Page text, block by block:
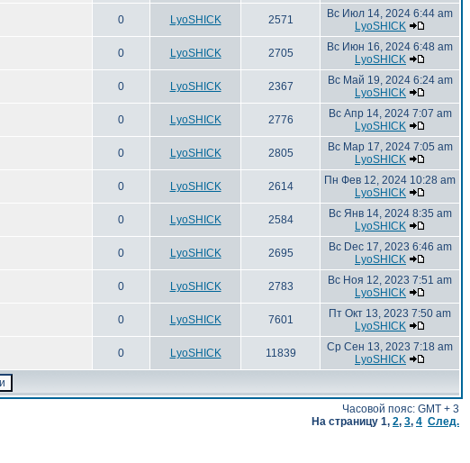
0 LyoSHICK 2571
Вс Июл 14, 2024 6:44 am
LyoSHICK
0 LyoSHICK 2705
Вс Июн 16, 2024 6:48 am
LyoSHICK
0 LyoSHICK 2367
Вс Май 19, 2024 6:24 am
LyoSHICK
0 LyoSHICK 2776
Вс Апр 14, 2024 7:07 am
LyoSHICK
0 LyoSHICK 2805
Вс Мар 17, 2024 7:05 am
LyoSHICK
0 LyoSHICK 2614
Пн Фев 12, 2024 10:28 am
LyoSHICK
0 LyoSHICK 2584
Вс Янв 14, 2024 8:35 am
LyoSHICK
0 LyoSHICK 2695
Вс Dec 17, 2023 6:46 am
LyoSHICK
0 LyoSHICK 2783
Вс Ноя 12, 2023 7:51 am
LyoSHICK
0 LyoSHICK 7601
Пт Окт 13, 2023 7:50 am
LyoSHICK
0 LyoSHICK 11839
Ср Сен 13, 2023 7:18 am
LyoSHICK
Часовой пояс: GMT + 3
На страницу 1, 2, 3, 4 След.